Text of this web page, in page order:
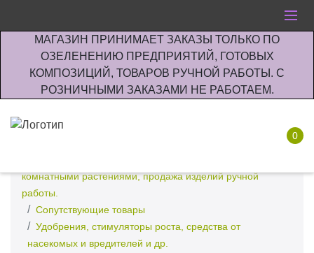
МАГАЗИН ПРИНИМАЕТ ЗАКАЗЫ ТОЛЬКО ПО
ОЗЕЛЕНЕНИЮ ПРЕДПРИЯТИЙ, ГОТОВЫХ
КОМПОЗИЦИЙ, ТОВАРОВ РУЧНОЙ РАБОТЫ. С
РОЗНИЧНЫМИ ЗАКАЗАМИ НЕ РАБОТАЕМ.
0
комнатными растениями, продажа изделий ручной
работы.
Сопутствующие товары
Удобрения, стимуляторы роста, средства от
насекомых и вредителей и др.